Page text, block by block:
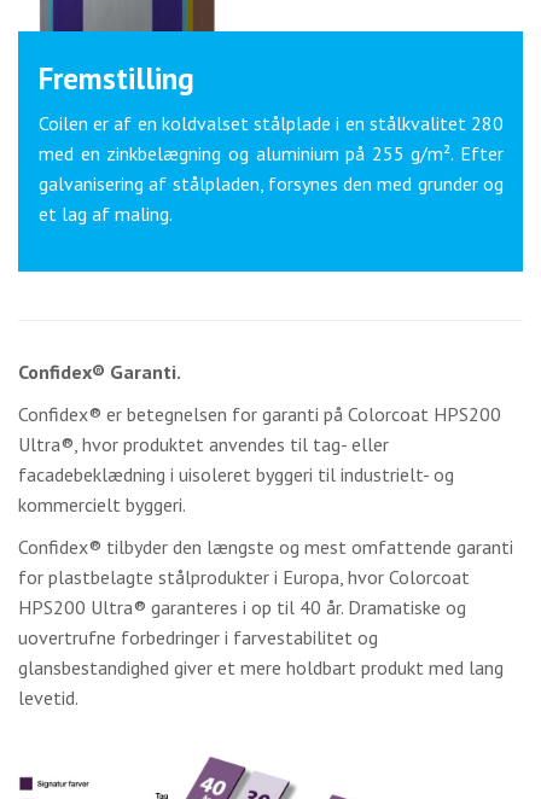
Fremstilling
Coilen er af en koldvalset stålplade i en stålkvalitet 280
med en zinkbelægning og aluminium på 255 g/m². Efter
galvanisering af stålpladen, forsynes den med grunder og
et lag af maling.
Confidex® Garanti.
Confidex® er betegnelsen for garanti på Colorcoat HPS200
Ultra®, hvor produktet anvendes til tag- eller
facadebeklædning i uisoleret byggeri til industrielt- og
kommercielt byggeri.
Confidex® tilbyder den længste og mest omfattende garanti
for plastbelagte stålprodukter i Europa, hvor Colorcoat
HPS200 Ultra® garanteres i op til 40 år. Dramatiske og
uovertrufne forbedringer i farvestabilitet og
glansbestandighed giver et mere holdbart produkt med lang
levetid.